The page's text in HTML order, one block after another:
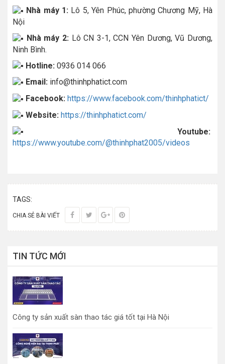
Nhà máy 1: Lô 5, Yên Phúc, phường Chương Mỹ, Hà
Nội
Nhà máy 2:Lô CN 3-1, CCN Yên Dương, Vũ Dương,
Ninh Bình.
Hotline: 0936 014 066
Email: info@thinhphatict.com
Facebook: https://www.facebook.com/thinhphatict/
Website: https://thinhphatict.com/
Youtube:
https://www.youtube.com/@thinhphat2005/videos
TAGS:
CHIA SẺ BÀI VIẾT
TIN TỨC MỚI
Công ty sản xuất sàn thao tác giá tốt tại Hà Nội